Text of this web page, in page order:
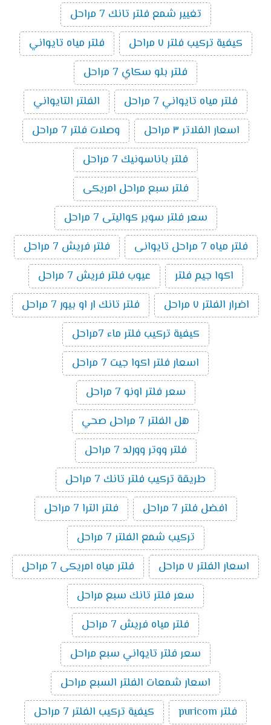
تغيير شمع فلتر تانك 7 مراحل
كيفية تركيب فلتر ٧ مراحل
فلتر مياه تايواني
فلتر بلو سكاي 7 مراحل
فلتر مياه تايواني 7 مراحل
الفلتر التايواني
اسعار الفلاتر ٣ مراحل
وصلات فلتر 7 مراحل
فلتر باناسونيك 7 مراحل
فلتر سبع مراحل امريكى
سعر فلتر سوبر كواليتى 7 مراحل
فلتر مياه 7 مراحل تايوانى
فلتر فريش 7 مراحل
اكوا جيم فلتر
عيوب فلتر فريش 7 مراحل
اضرار الفلتر ٧ مراحل
فلتر تانك ار او بيور 7 مراحل
كيفية تركيب فلتر ماء 7مراحل
اسعار فلتر اكوا جيت 7 مراحل
سعر فلتر اونو 7 مراحل
هل الفلتر 7 مراحل صحي
فلتر ووتر وورلد 7 مراحل
طريقة تركيب فلتر تانك 7 مراحل
افضل فلتر 7 مراحل
فلتر الترا 7 مراحل
تركيب شمع الفلتر 7 مراحل
اسعار الفلتر ٧ مراحل
فلتر مياه امريكى 7 مراحل
سعر فلتر تانك سبع مراحل
فلتر مياه فريش 7 مراحل
سعر فلتر تايواني سبع مراحل
اسعار شمعات الفلتر السبع مراحل
فلتر puricom
كيفية تركيب الفلتر 7 مراحل